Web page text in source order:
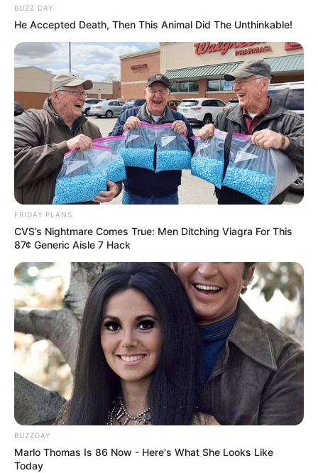
BUZZ DAY
He Accepted Death, Then This Animal Did The Unthinkable!
FRIDAY PLANS
CVS’s Nightmare Comes True: Men Ditching Viagra For This
87¢ Generic Aisle 7 Hack
BUZZDAY
Marlo Thomas Is 86 Now - Here's What She Looks Like
Today